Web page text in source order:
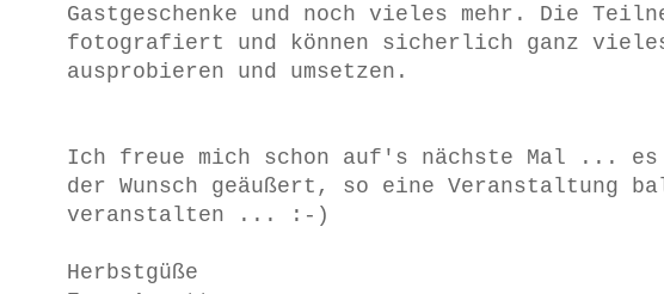
Gastgeschenke und noch vieles mehr. Die
fotografiert und können sicherlich ganz
ausprobieren und umsetzen.
Ich freue mich schon auf's nächste Mal ... es
der Wunsch geäußert, so eine Veranstaltung
veranstalten ... :-)
Herbstgüße